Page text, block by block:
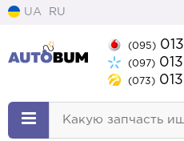
UA RU
(095)
(097)
(073)
Какую запчасть